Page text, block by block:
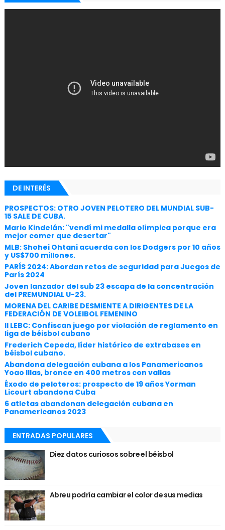
DE INTERÉS
PROSPECTOS: OTRO JOVEN PELOTERO DEL MUNDIAL SUB-
15 SALE DE CUBA.
Mario Kindelán: "vendí mi medalla olímpica porque era
mejor comer que desertar"
MLB: Shohei Ohtani acuerda con los Dodgers por 10 años
y US$700 millones.
PARÍS 2024: Abordan retos de seguridad para Juegos de
París 2024
Joven lanzador del sub 23 escapa de la concentración
del PREMUNDIAL U-23.
MORENA DEL CARIBE DESMIENTE A DIRIGENTES DE LA
FEDERACIÓN DE VOLEIBOL FEMENINO
II LEBC: Confiscan juego por violación de reglamento en
liga de béisbol cubano
Frederich Cepeda, líder histórico de extrabases en
béisbol cubano.
Abandona delegación cubana a los Panamericanos
Yoao Illas, bronce en 400 metros con vallas
Éxodo de peloteros: prospecto de 19 años Yorman
Licourt abandona Cuba
6 atletas abandonan delegación cubana en
Panamericanos 2023
ENTRADAS POPULARES
Diez datos curiosos sobre el béisbol
Abreu podría cambiar el color de sus medias